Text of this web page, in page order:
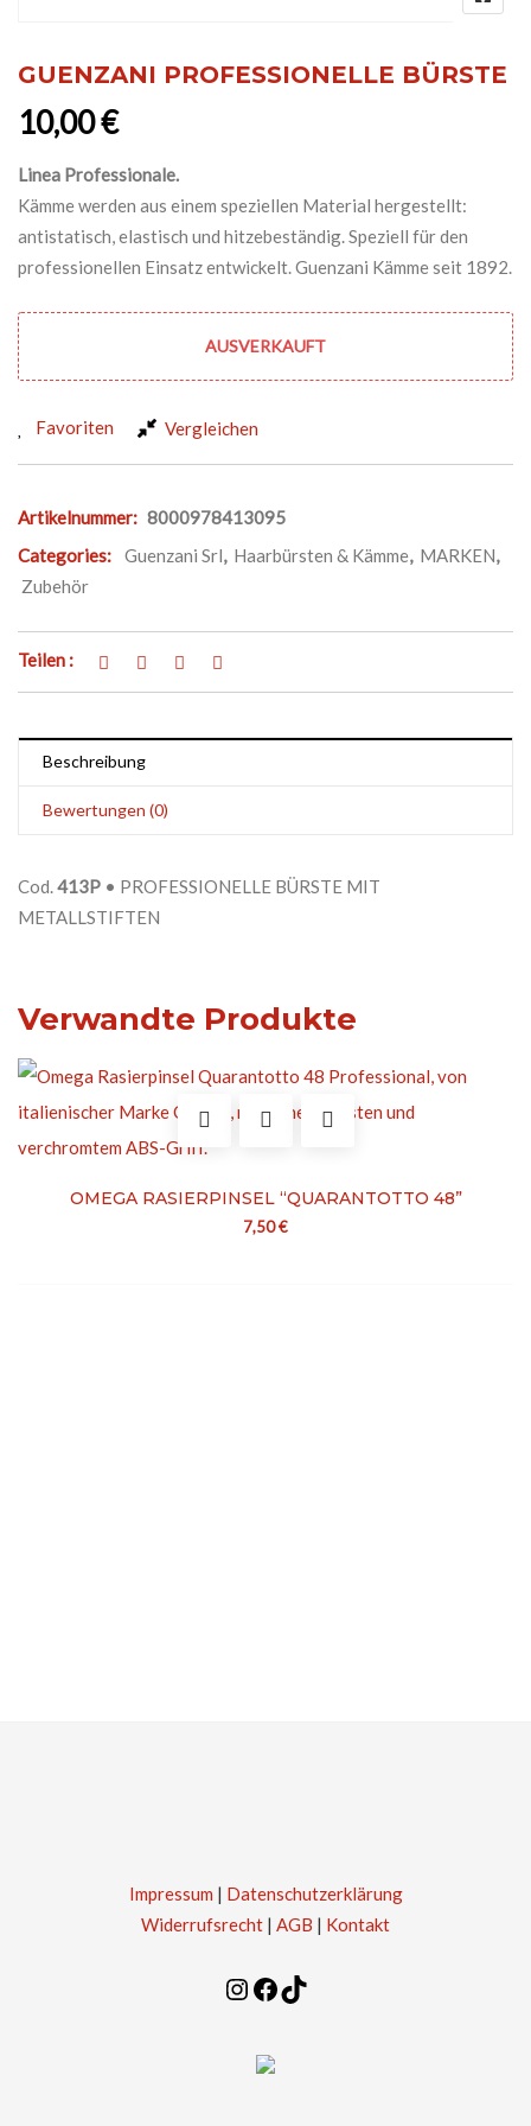
GUENZANI PROFESSIONELLE BÜRSTE
10,00€
Linea Professionale.
Kämme werden aus einem speziellen Material hergestellt:
antistatisch, elastisch und hitzebeständig. Speziell für den
professionellen Einsatz entwickelt. Guenzani Kämme seit 1892.
AUSVERKAUFT
Favoriten Vergleichen
Artikelnummer: 8000978413095
Categories:
Guenzani Srl, Haarbürsten & Kämme, MARKEN,
Zubehör
Teilen :
Beschreibung
Bewertungen (0)
Cod.413P • PROFESSIONELLE BÜRSTE MIT
METALLSTIFTEN
Verwandte Produkte
OMEGA RASIERPINSEL “QUARANTOTTO 48”
7,50€
Impressum | Datenschutzerklärung
Widerrufsrecht | AGB | Kontakt
Instagram
Facebook